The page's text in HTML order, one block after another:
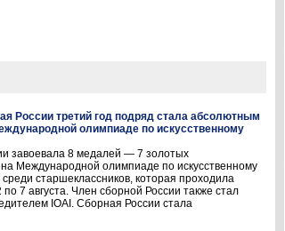
России третий год подряд стала абсолютным
олимпиаде по искусственному
завоевала 8 медалей — 7 золотых
Международной олимпиаде по искусственному
среди старшеклассников, которая проходила
по 7 августа. Член сборной России также стал
IOAI. Сборная России стала